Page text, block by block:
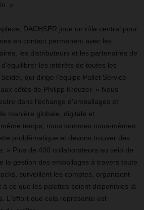
»
DACHSER joue un rôle central pour
en contact permanent avec les
les distributeurs et les partenaires de
les intérêts de toutes les
qui dirige l'équipe Pallet Service
côtés de Philipp Kreuzer. « Nous
dans l'échange d'emballages et
manière globale, digitale et
temps, nous sommes nous-mêmes
problématique et devons trouver des
» Plus de 400 collaborateurs au sein de
la gestion des emballages à travers toute
surveillent les comptes, organisent
ce que les palettes soient disponibles là
L'effort que cela représente est